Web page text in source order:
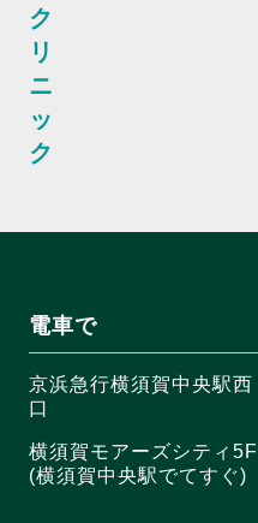
ク
リ
ニ
ッ
ク
電車で
京浜急行横須賀中央駅西
口
横須賀モアーズシティ5F
(横須賀中央駅でてすぐ)